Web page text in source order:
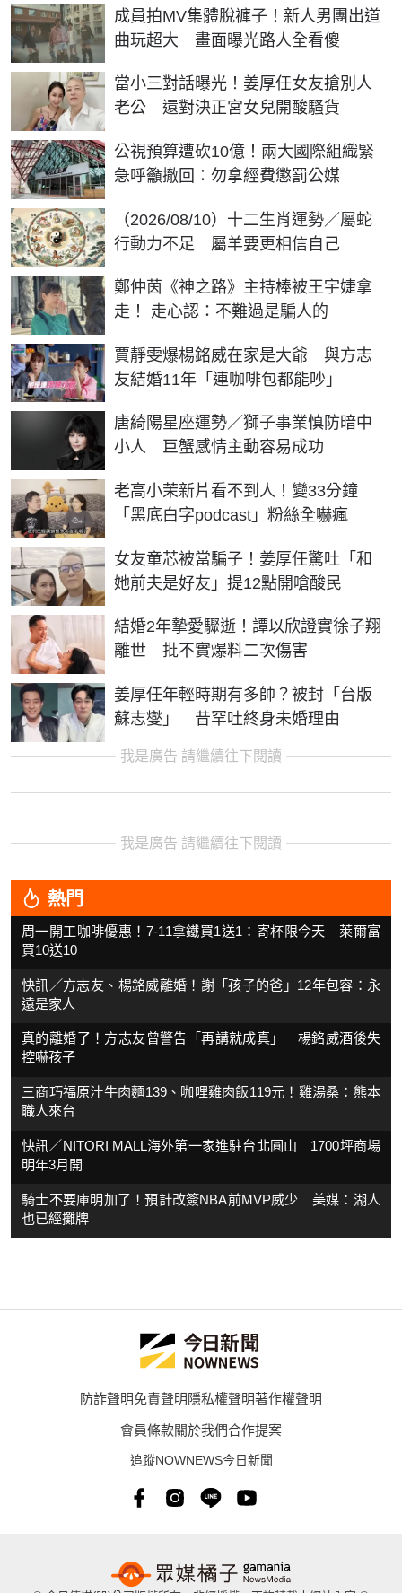
成員拍MV集體脫褲子！新人男團出道
曲玩超大 畫面曝光路人全看傻
當小三對話曝光！姜厚任女友搶別人
老公 還對決正宮女兒開酸騷貨
公視預算遭砍10億！兩大國際組織緊
急呼籲撤回：勿拿經費懲罰公媒
（2026/08/10）十二生肖運勢／屬蛇
行動力不足 屬羊要更相信自己
鄭仲茵《神之路》主持棒被王宇婕拿
走！ 走心認：不難過是騙人的
賈靜雯爆楊銘威在家是大爺 與方志
友結婚11年「連咖啡包都能吵」
唐綺陽星座運勢／獅子事業慎防暗中
小人 巨蟹感情主動容易成功
老高小茉新片看不到人！變33分鐘
「黑底白字podcast」粉絲全嚇瘋
女友童芯被當騙子！姜厚任驚吐「和
她前夫是好友」提12點開嗆酸民
結婚2年摯愛驟逝！譚以欣證實徐子翔
離世 批不實爆料二次傷害
姜厚任年輕時期有多帥？被封「台版
蘇志燮」 昔罕吐終身未婚理由
我是廣告 請繼續往下閱讀
我是廣告 請繼續往下閱讀
熱門
周一開工咖啡優惠！7-11拿鐵買1送1：寄杯限今天 萊爾富
買10送10
快訊／方志友、楊銘威離婚！謝「孩子的爸」12年包容：永
遠是家人
真的離婚了！方志友曾警告「再講就成真」 楊銘威酒後失
控嚇孩子
三商巧福原汁牛肉麵139、咖哩雞肉飯119元！雞湯桑：熊本
職人來台
快訊／NITORI MALL海外第一家進駐台北圓山 1700坪商場
明年3月開
騎士不要庫明加了！預計改簽NBA前MVP威少 美媒：湖人
也已經攤牌
防詐聲明免責聲明隱私權聲明著作權聲明
會員條款關於我們合作提案
追蹤NOWNEWS今日新聞